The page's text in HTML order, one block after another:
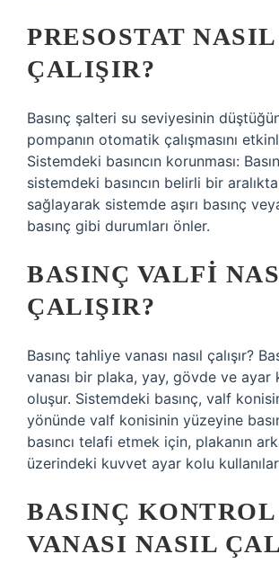
PRESOSTAT NASIL
ÇALIŞIR?
Basınç şalteri su seviyesinin
pompanın otomatik çalışmasını
Sistemdeki basıncın korunması:
sistemdeki basıncın belirli bir aralıkta
sağlayarak sistemde aşırı basınç
basınç gibi durumları önler.
BASINÇ VALFI
ÇALIŞIR?
Basınç tahliye vanası nasıl çalışır?
vanası bir plaka, yay, gövde ve ayar
oluşur. Sistemdeki basınç, valf
yönünde valf konisinin yüzeyine
basıncı telafi etmek için, plakanın
üzerindeki kuvvet ayar kolu
BASINÇ KONTROL
VANASI NASIL